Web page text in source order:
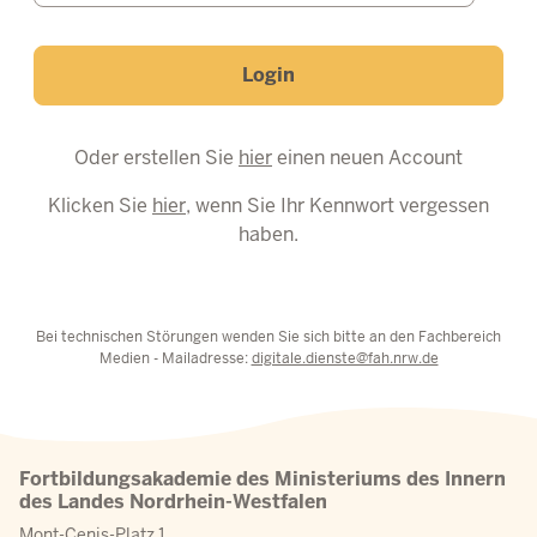
Login
Oder erstellen Sie hiereinen neuen Account
Klicken Sie hier, wenn Sie Ihr Kennwort vergessen
haben.
Bei technischen Störungen wenden Sie sich bitte an den Fachbereich
Medien - Mailadresse:digitale.dienste@fah.nrw.de
Fortbildungsakademie des Ministeriums des Innern
des Landes Nordrhein-Westfalen